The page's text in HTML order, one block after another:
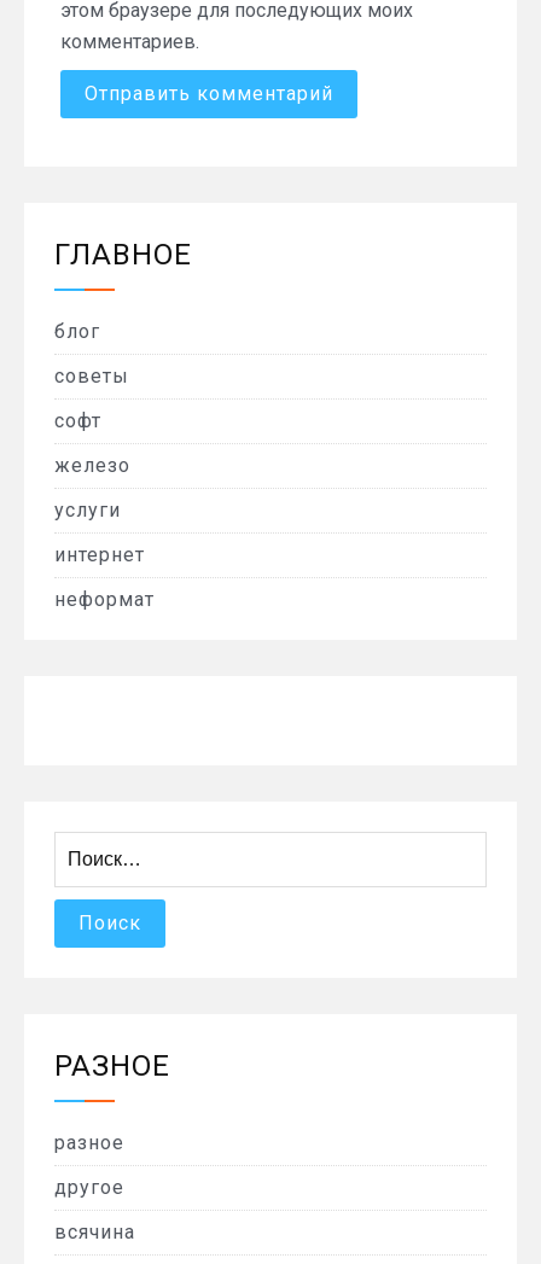
этом браузере для последующих моих
комментариев.
ГЛАВНОЕ
блог
советы
софт
железо
услуги
интернет
неформат
РАЗНОЕ
разное
другое
всячина